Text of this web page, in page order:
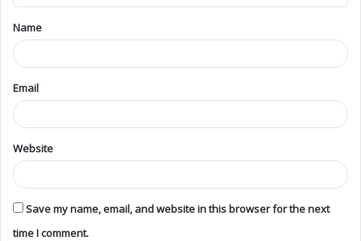
Name
Email
Website
Save my name, email, and website in this browser for the next
time I comment.